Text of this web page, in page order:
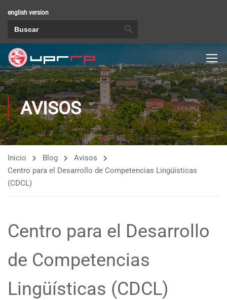
english version
AVISOS
Inicio Blog
Avisos
Centro para el Desarrollo de Competencias Lingüísticas
(CDCL)
Centro para el Desarrollo
de Competencias
Lingüísticas (CDCL)